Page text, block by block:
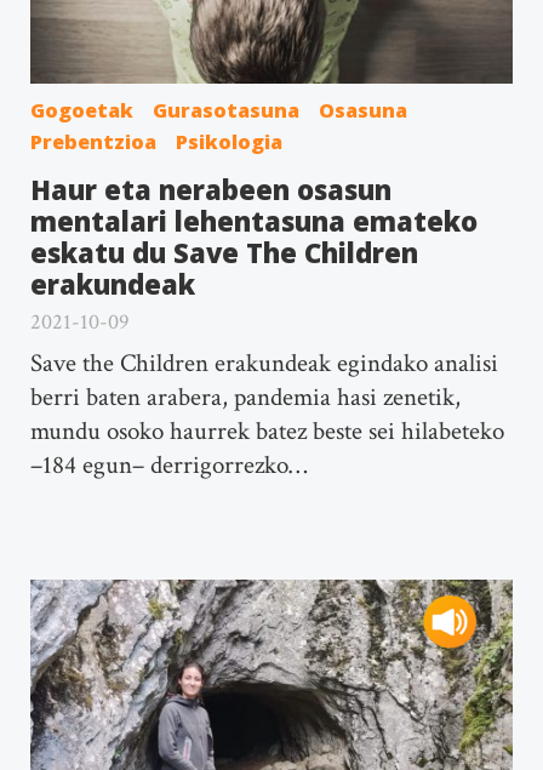
Gogoetak Gurasotasuna
Osasuna
Prebentzioa
Psikologia
Haur eta nerabeen osasun
mentalari lehentasuna emateko
eskatu du Save The Children
erakundeak
2021-10-09
Save the Children erakundeak egindako analisi
berri baten arabera, pandemia hasi zenetik,
mundu osoko haurrek batez beste sei hilabeteko
–184 egun– derrigorrezko…